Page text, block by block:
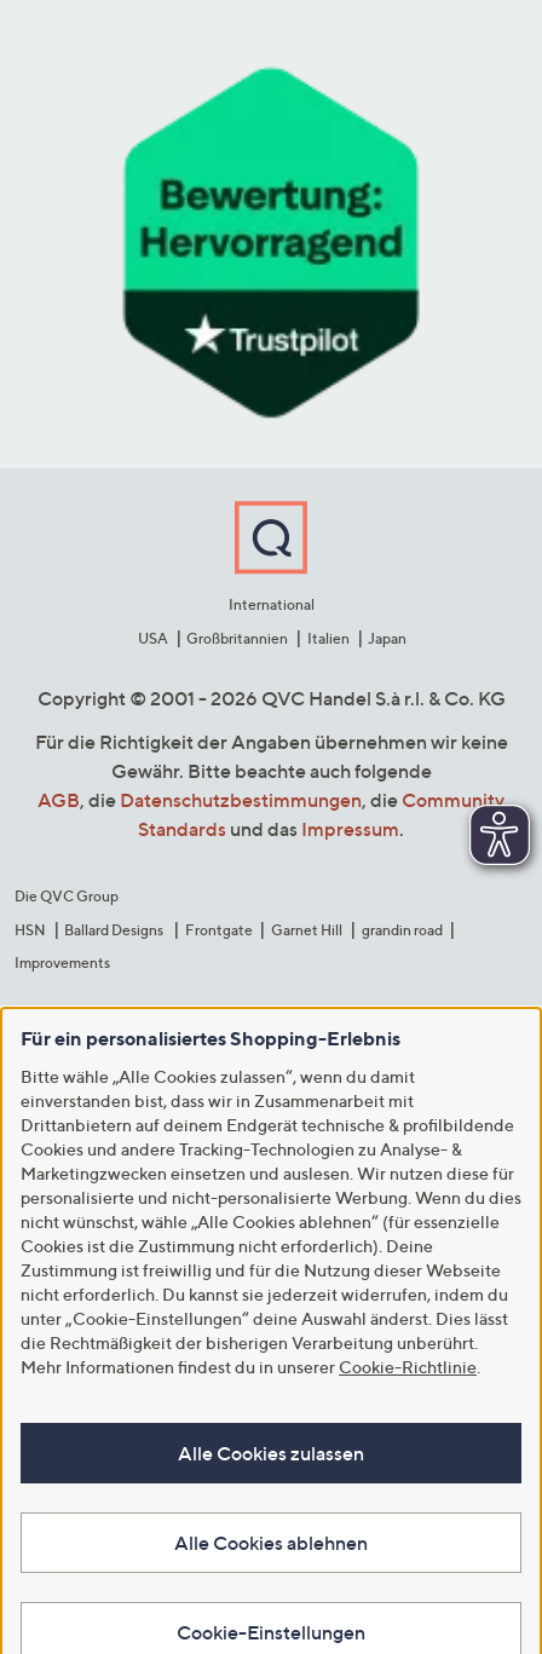
International
USA
Großbritannien Italien Japan
Copyright © 2001 - 2026 QVC Handel S.à r.l. & Co. KG
Für die Richtigkeit der Angaben übernehmen wir keine
Gewähr. Bitte beachte auch folgende
AGB, die Datenschutzbestimmungen, die Community
Standards und das Impressum.
Die QVC Group
HSN
Ballard Designs Frontgate Garnet Hill
grandin road
Improvements
Für ein personalisiertes Shopping-Erlebnis
Bitte wähle „Alle Cookies zulassen“, wenn du damit
einverstanden bist, dass wir in Zusammenarbeit mit
Drittanbietern auf deinem Endgerät technische & profilbildende
Cookies und andere Tracking-Technologien zu Analyse- &
Marketingzwecken einsetzen und auslesen. Wir nutzen diese für
personalisierte und nicht-personalisierte Werbung. Wenn du dies
nicht wünschst, wähle „Alle Cookies ablehnen“ (für essenzielle
Cookies ist die Zustimmung nicht erforderlich). Deine
Zustimmung ist freiwillig und für die Nutzung dieser Webseite
nicht erforderlich. Du kannst sie jederzeit widerrufen, indem du
unter „Cookie-Einstellungen“ deine Auswahl änderst. Dies lässt
die Rechtmäßigkeit der bisherigen Verarbeitung unberührt.
Mehr Informationen findest du in unserer Cookie-Richtlinie
Alle Cookies zulassen
Alle Cookies ablehnen
Cookie-Einstellungen